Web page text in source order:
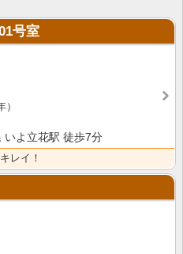
号室
）
いよ立花駅 徒歩7分
レイ！